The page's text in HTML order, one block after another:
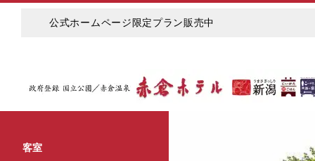
公式ホームページ限定プラン販売中
客室